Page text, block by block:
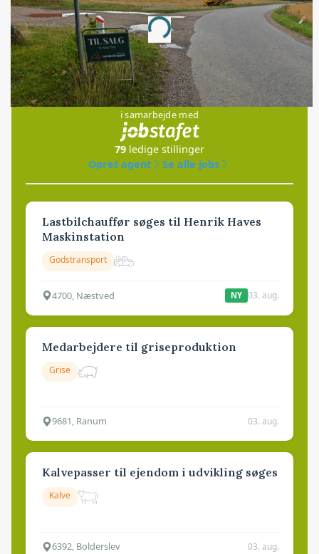
Annonce
Loading...
Jobs
i samarbejde med
79 ledige stillinger
Opret agent
Se alle jobs
Lastbilchauffør søges til Henrik Haves
Maskinstation
Godstransport
4700, Næstved NY 03. aug.
Medarbejdere til griseproduktion
Grise
9681, Ranum 03. aug.
Kalvepasser til ejendom i udvikling søges
Kalve
6392, Bolderslev 03. aug.